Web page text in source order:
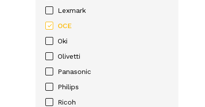
Lexmark
OCE
Oki
Olivetti
Panasonic
Philips
Ricoh